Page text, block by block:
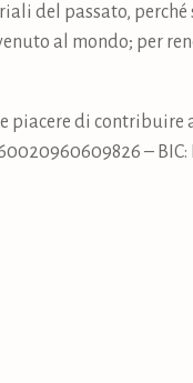
del passato,
al mondo; per
piacere di contribuire
– BIC: